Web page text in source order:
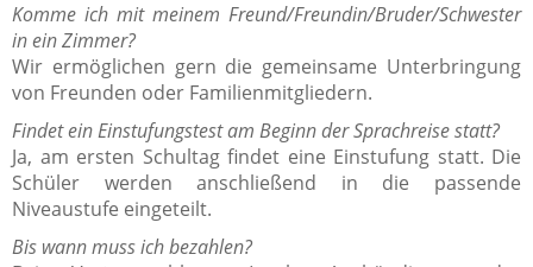
Komme ich mit meinem Freund/Freundin/Bruder/Schwester
in ein Zimmer?
Wir ermöglichen gern die gemeinsame Unterbringung
von Freunden oder Familienmitgliedern.
Findet ein Einstufungstest am Beginn der Sprachreise statt?
Ja, am ersten Schultag findet eine Einstufung statt. Die
Schüler werden anschließend in die passende
Niveaustufe eingeteilt.
Bis wann muss ich bezahlen?